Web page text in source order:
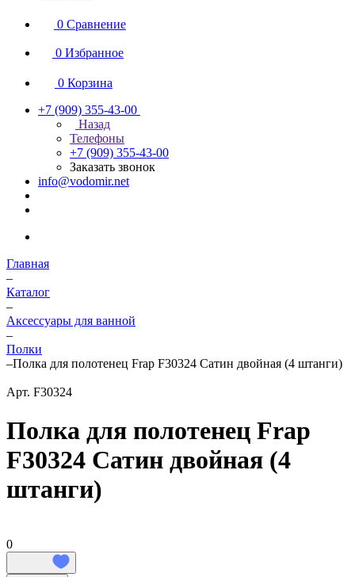
0 Сравнение
0 Избранное
0 Корзина
+7 (909) 355-43-00
Назад
Телефоны
+7 (909) 355-43-00
Заказать звонок
info@vodomir.net
Главная
–
Каталог
–
Аксессуары для ванной
–
Полки
–Полка для полотенец Frap F30324 Сатин двойная (4 штанги)
Арт. F30324
Полка для полотенец Frap
F30324 Сатин двойная (4
штанги)
0